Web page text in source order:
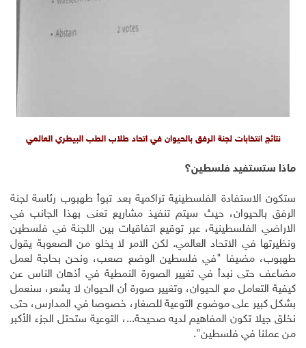
نتائج انتخابات لجنة الرفق بالحيوان في اتحاد طلاب الطب البيطري العالمي
ماذا ستستفيد فلسطين؟
ستكون الاستفادة الفلسطينية تراكمية بعد تبوأ طهبوب رئاسة لجنة
الرفق بالحيوان، حيث سيتم تنفيذ مشاريع تعنى بهذا الجانب في
الاراضي الفلسطينية، عبر توقيع اتفاقيات بين اللجنة في فلسطين
ونظيرتها في الاتحاد العالمي. لكن الامر لا يخلو من الصعوبة يقول
طهبوب، مضيفا "في فلسطين الوضع صعب، ونحن بحاجة لعمل
مضاعف حتى نبدأ في تغيير الصورة النمطية في أذهان الناس عن
كيفية التعامل مع الحيوان، وتغيير صورة أن الحيوان لا يشعر، سنعمل
بشكل كبير على موضوع التوعية للصغار، خصوصا في المدارس، حتى
نخلق جيلا تكون المفاهيم لديه صحيحة...، التوعية ستحتل الجزء الأكبر
من عملنا في فلسطين".